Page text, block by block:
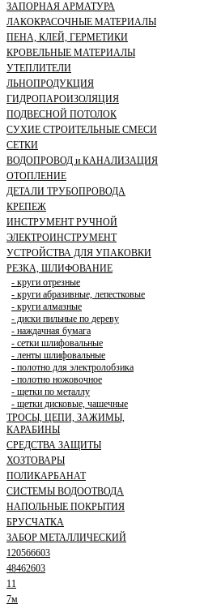
ЗАПОРНАЯ АРМАТУРА
ЛАКОКРАСОЧНЫЕ МАТЕРИАЛЫ
ПЕНА, КЛЕЙ, ГЕРМЕТИКИ
КРОВЕЛЬНЫЕ МАТЕРИАЛЫ
УТЕПЛИТЕЛИ
ЛЬНОПРОДУКЦИЯ
ГИДРОПАРОИЗОЛЯЦИЯ
ПОДВЕСНОЙ ПОТОЛОК
СУХИЕ СТРОИТЕЛЬНЫЕ СМЕСИ
СЕТКИ
ВОДОПРОВОД и КАНАЛИЗАЦИЯ
ОТОПЛЕНИЕ
ДЕТАЛИ ТРУБОПРОВОДА
КРЕПЕЖ
ИНСТРУМЕНТ РУЧНОЙ
ЭЛЕКТРОИНСТРУМЕНТ
УСТРОЙСТВА ДЛЯ УПАКОВКИ
РЕЗКА, ШЛИФОВАНИЕ
- круги отрезные
- круги абразивные, лепестковые
- круги алмазные
- диски пильные по дереву
- наждачная бумага
- сетки шлифовальные
- ленты шлифовальные
- полотно для электролобзика
- полотно ножовочное
- щетки по металлу
- щетки дисковые, чашечные
ТРОСЫ, ЦЕПИ, ЗАЖИМЫ,
КАРАБИНЫ
СРЕДСТВА ЗАЩИТЫ
ХОЗТОВАРЫ
ПОЛИКАРБАНАТ
СИСТЕМЫ ВОДООТВОДА
НАПОЛЬНЫЕ ПОКРЫТИЯ
БРУСЧАТКА
ЗАБОР МЕТАЛЛИЧЕСКИЙ
120566603
48462603
11
7м